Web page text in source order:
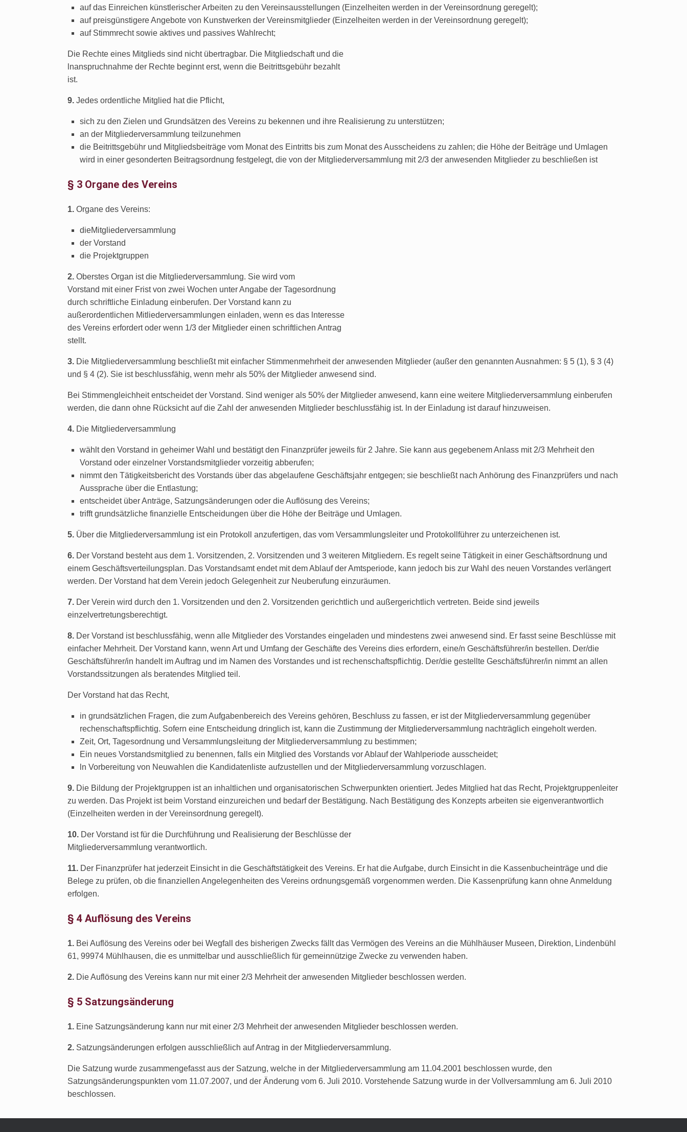
auf das Einreichen künstlerischer Arbeiten zu den Vereinsausstellungen (Einzelheiten werden in der Vereinsordnung geregelt);
auf preisgünstigere Angebote von Kunstwerken der Vereinsmitglieder (Einzelheiten werden in der Vereinsordnung geregelt);
auf Stimmrecht sowie aktives und passives Wahlrecht;
Die Rechte eines Mitglieds sind nicht übertragbar. Die Mitgliedschaft und die
lnanspruchnahme der Rechte beginnt erst, wenn die Beitrittsgebühr bezahlt
ist.
9. Jedes ordentliche Mitglied hat die Pflicht,
sich zu den Zielen und Grundsätzen des Vereins zu bekennen und ihre Realisierung zu unterstützen;
an der Mitgliederversammlung teilzunehmen
die Beitrittsgebühr und Mitgliedsbeiträge vom Monat des Eintritts bis zum Monat des Ausscheidens zu zahlen; die Höhe der Beiträge und Umlagen
wird in einer gesonderten Beitragsordnung festgelegt, die von der Mitgliederversammlung mit 2/3 der anwesenden Mitglieder zu beschließen ist
§ 3 Organe des Vereins
1. Organe des Vereins:
dieMitgliederversammlung
der Vorstand
die Projektgruppen
2. Oberstes Organ ist die Mitgliederversammlung. Sie wird vom
Vorstand mit einer Frist von zwei Wochen unter Angabe der Tagesordnung
durch schriftliche Einladung einberufen. Der Vorstand kann zu
außerordentlichen Mitliederversammlungen einladen, wenn es das lnteresse
des Vereins erfordert oder wenn 1/3 der Mitglieder einen schriftlichen Antrag
stellt.
3. Die Mitgliederversammlung beschließt mit einfacher Stimmenmehrheit der anwesenden Mitglieder (außer den genannten Ausnahmen: § 5 (1), § 3 (4)
und § 4 (2). Sie ist beschlussfähig, wenn mehr als 50% der Mitglieder anwesend sind.
Bei Stimmengleichheit entscheidet der Vorstand. Sind weniger als 50% der Mitglieder anwesend, kann eine weitere Mitgliederversammlung einberufen
werden, die dann ohne Rücksicht auf die Zahl der anwesenden Mitglieder beschlussfähig ist. ln der Einladung ist darauf hinzuweisen.
4. Die Mitgliederversammlung
wählt den Vorstand in geheimer Wahl und bestätigt den Finanzprüfer jeweils für 2 Jahre. Sie kann aus gegebenem Anlass mit 2/3 Mehrheit den
Vorstand oder einzelner Vorstandsmitglieder vorzeitig abberufen;
nimmt den Tätigkeitsbericht des Vorstands über das abgelaufene Geschäftsjahr entgegen; sie beschließt nach Anhörung des Finanzprüfers und nach
Aussprache über die Entlastung;
entscheidet über Anträge, Satzungsänderungen oder die Auflösung des Vereins;
trifft grundsätzliche finanzielle Entscheidungen über die Höhe der Beiträge und Umlagen.
5. Über die Mitgliederversammlung ist ein Protokoll anzufertigen, das vom Versammlungsleiter und Protokollführer zu unterzeichenen ist.
6. Der Vorstand besteht aus dem 1. Vorsitzenden, 2. Vorsitzenden und 3 weiteren Mitgliedern. Es regelt seine Tätigkeit in einer Geschäftsordnung und
einem Geschäftsverteilungsplan. Das Vorstandsamt endet mit dem Ablauf der Amtsperiode, kann jedoch bis zur Wahl des neuen Vorstandes verlängert
werden. Der Vorstand hat dem Verein jedoch Gelegenheit zur Neuberufung einzuräumen.
7. Der Verein wird durch den 1. Vorsitzenden und den 2. Vorsitzenden gerichtlich und außergerichtlich vertreten. Beide sind jeweils
einzelvertretungsberechtigt.
8. Der Vorstand ist beschlussfähig, wenn alle Mitglieder des Vorstandes eingeladen und mindestens zwei anwesend sind. Er fasst seine Beschlüsse mit
einfacher Mehrheit. Der Vorstand kann, wenn Art und Umfang der Geschäfte des Vereins dies erfordern, eine/n Geschäftsführer/in bestellen. Der/die
Geschäftsführer/in handelt im Auftrag und im Namen des Vorstandes und ist rechenschaftspflichtig. Der/die gestellte Geschäftsführer/in nimmt an allen
Vorstandssitzungen als beratendes Mitglied teil.
Der Vorstand hat das Recht,
in grundsätzlichen Fragen, die zum Aufgabenbereich des Vereins gehören, Beschluss zu fassen, er ist der Mitgliederversammlung gegenüber
rechenschaftspflichtig. Sofern eine Entscheidung dringlich ist, kann die Zustimmung der Mitgliederversammlung nachträglich eingeholt werden.
Zeit, Ort, Tagesordnung und Versammlungsleitung der Mitgliederversammlung zu bestimmen;
Ein neues Vorstandsmitglied zu benennen, falls ein Mitglied des Vorstands vor Ablauf der Wahlperiode ausscheidet;
ln Vorbereitung von Neuwahlen die Kandidatenliste aufzustellen und der Mitgliederversammlung vorzuschlagen.
9. Die Bildung der Projektgruppen ist an inhaltlichen und organisatorischen Schwerpunkten orientiert. Jedes Mitglied hat das Recht, Projektgruppenleiter
zu werden. Das Projekt ist beim Vorstand einzureichen und bedarf der Bestätigung. Nach Bestätigung des Konzepts arbeiten sie eigenverantwortlich
(Einzelheiten werden in der Vereinsordnung geregelt).
10. Der Vorstand ist für die Durchführung und Realisierung der Beschlüsse der
Mitgliederversammlung verantwortlich.
11. Der Finanzprüfer hat jederzeit Einsicht in die Geschäftstätigkeit des Vereins. Er hat die Aufgabe, durch Einsicht in die Kassenbucheinträge und die
Belege zu prüfen, ob die finanziellen Angelegenheiten des Vereins ordnungsgemäß vorgenommen werden. Die Kassenprüfung kann ohne Anmeldung
erfolgen.
§ 4 Auflösung des Vereins
1. Bei Auflösung des Vereins oder bei Wegfall des bisherigen Zwecks fällt das Vermögen des Vereins an die Mühlhäuser Museen, Direktion, Lindenbühl
61, 99974 Mühlhausen, die es unmittelbar und ausschließlich für gemeinnützige Zwecke zu verwenden haben.
2. Die Auflösung des Vereins kann nur mit einer 2/3 Mehrheit der anwesenden Mitglieder beschlossen werden.
§ 5 Satzungsänderung
1. Eine Satzungsänderung kann nur mit einer 2/3 Mehrheit der anwesenden Mitglieder beschlossen werden.
2. Satzungsänderungen erfolgen ausschließlich auf Antrag in der Mitgliederversammlung.
Die Satzung wurde zusammengefasst aus der Satzung, welche in der Mitgliederversammlung am 11.04.2001 beschlossen wurde, den
Satzungsänderungspunkten vom 11.07.2007, und der Änderung vom 6. Juli 2010. Vorstehende Satzung wurde in der Vollversammlung am 6. Juli 2010
beschlossen.